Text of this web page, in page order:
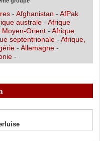
- Afghanistan - AfPak
australe- Afrique
Moyen-Orient - Afrique
septentrionale - Afrique,
- Allemagne -
-